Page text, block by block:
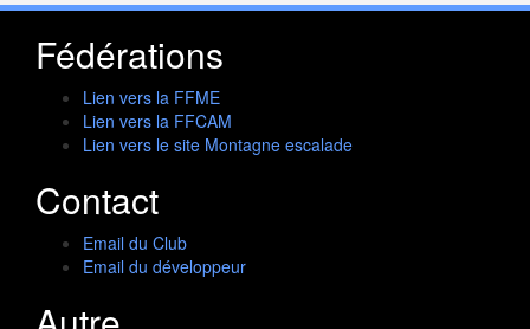
Fédérations
Lien vers la FFME
Lien vers la FFCAM
Lien vers le site Montagne escalade
Contact
Email du Club
Email du développeur